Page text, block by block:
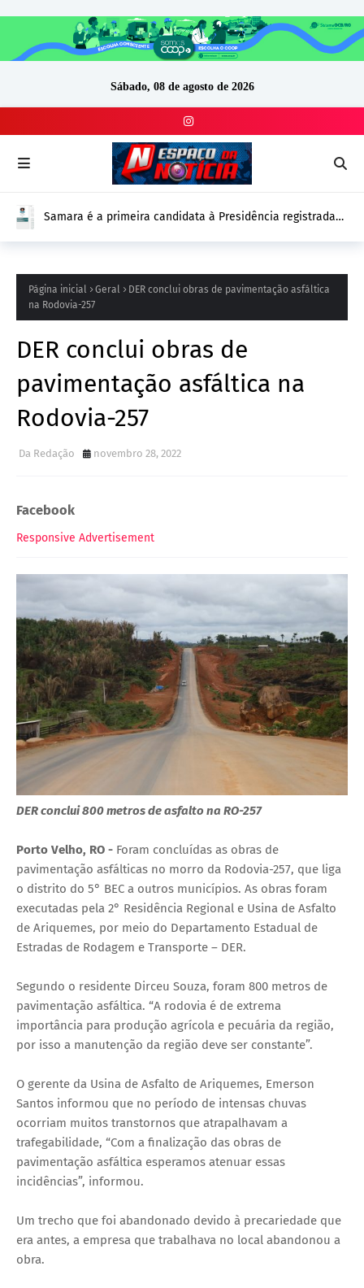
Sábado, 08 de agosto de 2026
Samara é a primeira candidata à Presidência registrada
Página inicial Geral
DER conclui obras de pavimentação asfáltica
na Rodovia-257
DER conclui obras de
pavimentação asfáltica na
Rodovia-257
Da Redação novembro 28, 2022
Facebook
Responsive Advertisement
DER conclui 800 metros de asfalto na RO-257
Porto Velho, RO - Foram concluídas as obras de
pavimentação asfálticas no morro da Rodovia-257, que liga
o distrito do 5° BEC a outros municípios. As obras foram
executadas pela 2° Residência Regional e Usina de Asfalto
de Ariquemes, por meio do Departamento Estadual de
Estradas de Rodagem e Transporte – DER.
Segundo o residente Dirceu Souza, foram 800 metros de
pavimentação asfáltica. “A rodovia é de extrema
importância para produção agrícola e pecuária da região,
por isso a manutenção da região deve ser constante”.
O gerente da Usina de Asfalto de Ariquemes, Emerson
Santos informou que no período de intensas chuvas
ocorriam muitos transtornos que atrapalhavam a
trafegabilidade, “Com a finalização das obras de
pavimentação asfáltica esperamos atenuar essas
incidências”, informou.
Um trecho que foi abandonado devido à precariedade que
era antes, a empresa que trabalhava no local abandonou a
obra.